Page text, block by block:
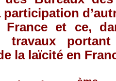
participation
France et ce,
travaux
la laïcité en